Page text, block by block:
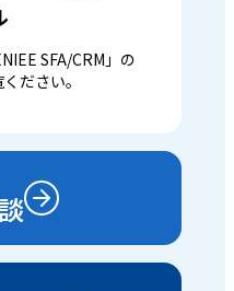
SFA/CRM」の
ださい。